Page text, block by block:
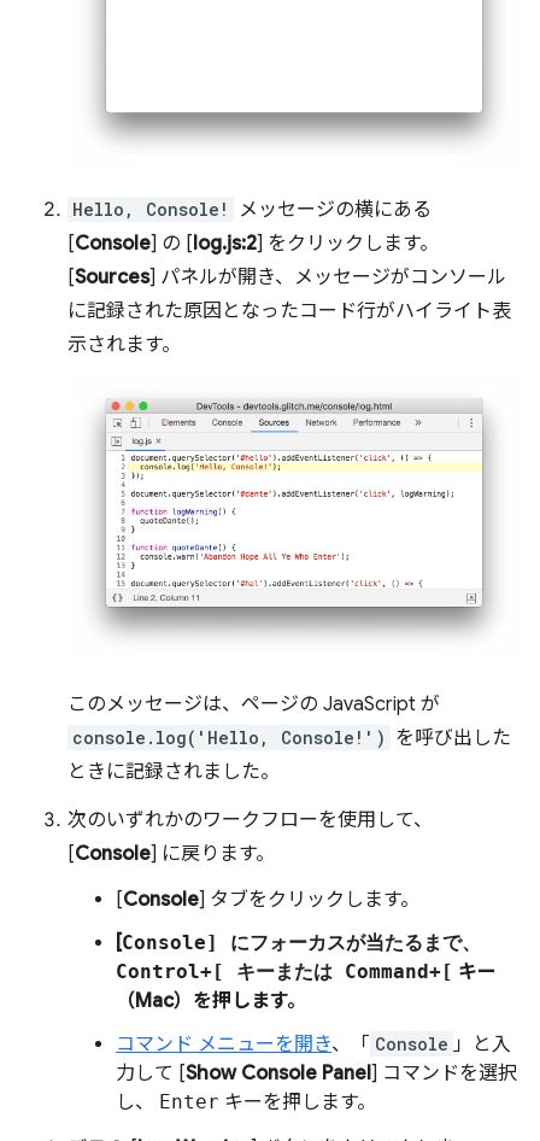
Hello, Console!
メッセージの横にある
[Console] の [log.js:2] をクリックします。
[Sources] パネルが開き、メッセージがコンソール
に記録された原因となったコード行がハイライト表
示されます。
このメッセージは、ページの JavaScript が
console.log('Hello, Console!') を呼び出した
ときに記録されました。
次のいずれかのワークフローを使用して、
[Console] に戻ります。
[Console] タブをクリックします。
[Console] にフォーカスが当たるまで、
Control+[ キーまたは Command+[ キー
（Mac）を押します。
コマンド メニューを開き、「 Console 」と入
力して [Show Console Panel] コマンドを選択
し、 Enter キーを押します。